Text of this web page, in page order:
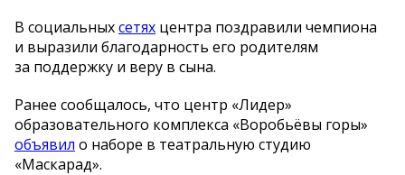
В социальныхсетях центра поздравили чемпиона
и выразили благодарность его родителям
за поддержку и веру в сына.
Ранее сообщалось, что центр «Лидер»
образовательного комплекса «Воробьёвы горы»
объявил о наборе в театральную студию
«Маскарад».